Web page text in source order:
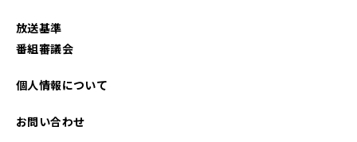
2025年09月
放送基準
番組審議会
個人情報について
お問い合わせ